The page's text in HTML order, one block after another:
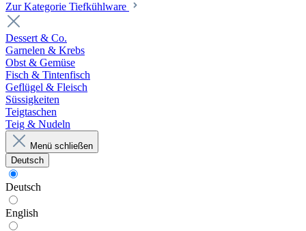
Zur Kategorie Tiefkühlware
Dessert & Co.
Garnelen & Krebs
Obst & Gemüse
Fisch & Tintenfisch
Geflügel & Fleisch
Süssigkeiten
Teigtaschen
Teig & Nudeln
Menü schließen
Deutsch
Deutsch
English